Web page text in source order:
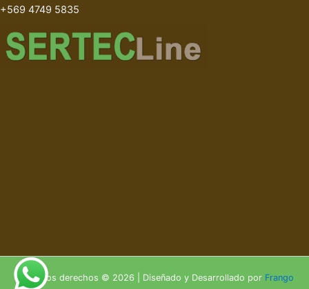
+569 4749 5835
Todos los derechos © 2026 | Diseñado y Desarrollado por Frango